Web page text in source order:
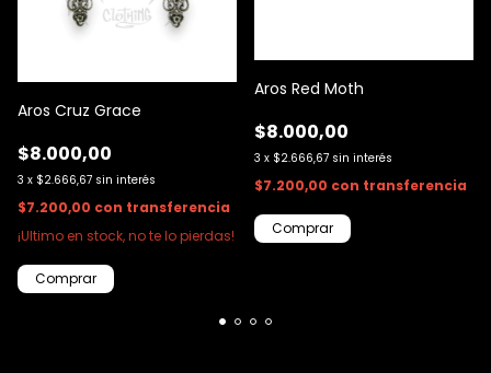
Aros Cruz Grace
$8.000,00
3 x $2.666,67 sin interés
$7.200,00 con transferencia
¡Ultimo en stock, no te lo pierdas!
Aros Red Moth
$8.000,00
3 x $2.666,67 sin interés
$7.200,00 con transferencia